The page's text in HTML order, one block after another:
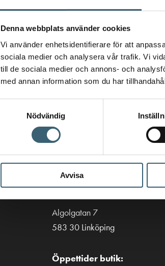
Denna webbplats använder cookies
Vi använder enhetsidentifierare för att
sociala medier och analysera vår trafik. Vi
till de sociala medier och annons- och
med annan information som du har
Nödvändig
Avvisa
Kontakt
013-39 30 90
info@alvestadtanken.se
Algolgatan 7
583 30 Linköping
Öppettider butik: